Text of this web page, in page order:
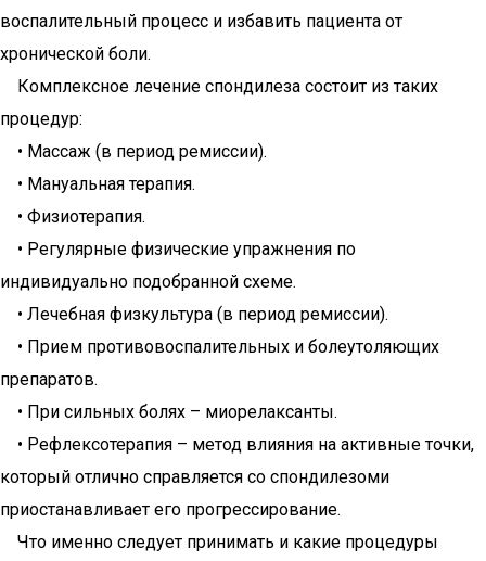
воспалительный процесс и избавить пациента от
хронической боли.
Комплексное лечение спондилеза состоит из таких
процедур:
• Массаж (в период ремиссии).
• Мануальная терапия.
• Физиотерапия.
• Регулярные физические упражнения по
индивидуально подобранной схеме.
• Лечебная физкультура (в период ремиссии).
• Прием противовоспалительных и болеутоляющих
препаратов.
• При сильных болях – миорелаксанты.
• Рефлексотерапия – метод влияния на активные точки,
который отлично справляется со спондилезоми
приостанавливает его прогрессирование.
Что именно следует принимать и какие процедуры